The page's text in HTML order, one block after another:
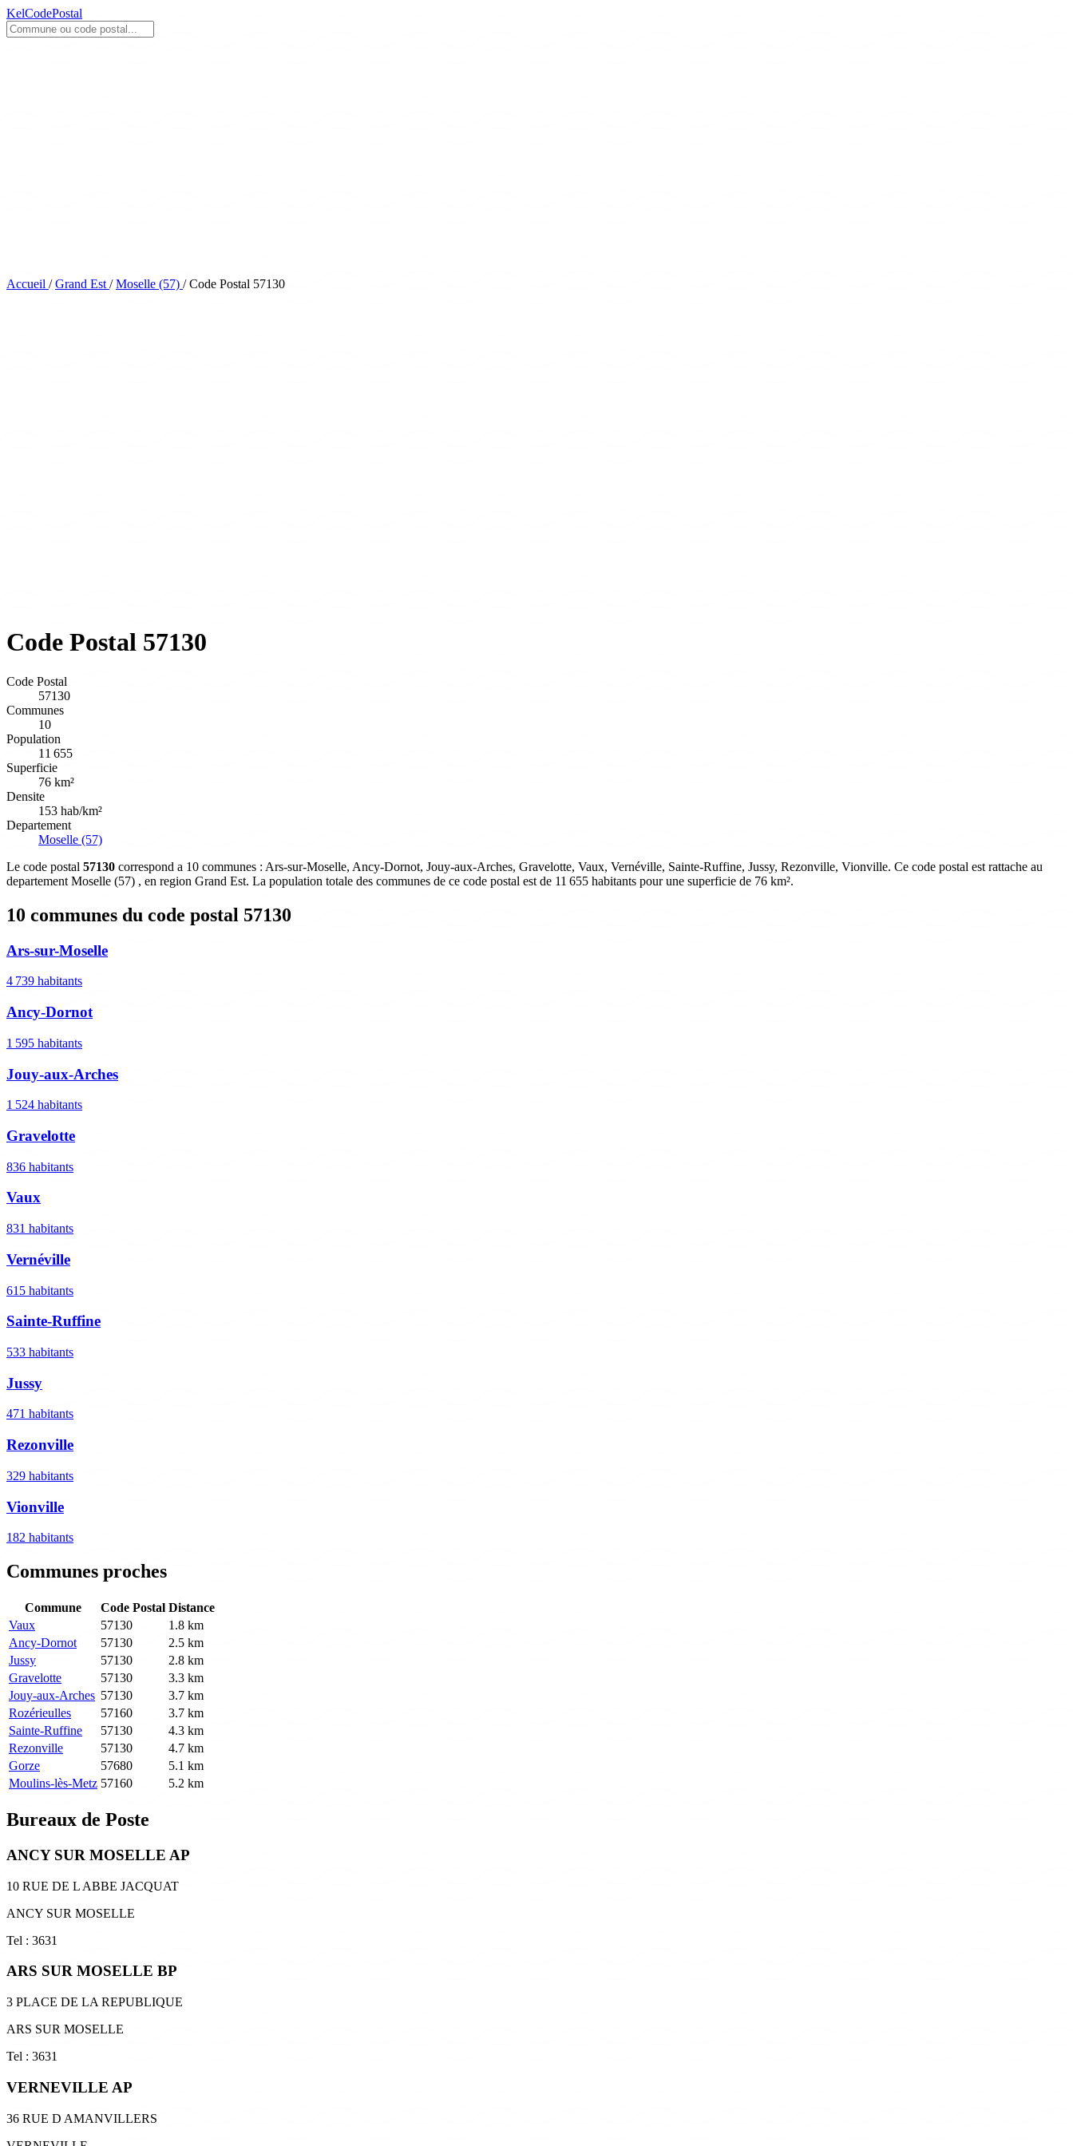
KelCodePostal
Accueil / Grand Est / Moselle (57) / Code Postal 57130
Code Postal 57130
Code Postal
57130
Communes
10
Population
11 655
Superficie
76 km²
Densite
153 hab/km²
Departement
Moselle (57)
Le code postal 57130 correspond a 10 communes : Ars-sur-Moselle, Ancy-Dornot, Jouy-aux-Arches, Gravelotte, Vaux, Vernéville, Sainte-Ruffine, Jussy, Rezonville, Vionville. Ce code postal est rattache au
departement Moselle (57) , en region Grand Est. La population totale des communes de ce code postal est de 11 655 habitants pour une superficie de 76 km².
10 communes du code postal 57130
Ars-sur-Moselle
4 739 habitants
Ancy-Dornot
1 595 habitants
Jouy-aux-Arches
1 524 habitants
Gravelotte
836 habitants
Vaux
831 habitants
Vernéville
615 habitants
Sainte-Ruffine
533 habitants
Jussy
471 habitants
Rezonville
329 habitants
Vionville
182 habitants
Communes proches
Commune Code Postal Distance
Vaux
57130
1.8 km
Ancy-Dornot
57130
2.5 km
Jussy
57130
2.8 km
Gravelotte
57130
3.3 km
Jouy-aux-Arches 57130
3.7 km
Rozérieulles
57160
3.7 km
Sainte-Ruffine
57130
4.3 km
Rezonville
57130
4.7 km
Gorze
57680
5.1 km
Moulins-lès-Metz 57160 5.2 km
Bureaux de Poste
ANCY SUR MOSELLE AP
10 RUE DE L ABBE JACQUAT
ANCY SUR MOSELLE
Tel : 3631
ARS SUR MOSELLE BP
3 PLACE DE LA REPUBLIQUE
ARS SUR MOSELLE
Tel : 3631
VERNEVILLE AP
36 RUE D AMANVILLERS